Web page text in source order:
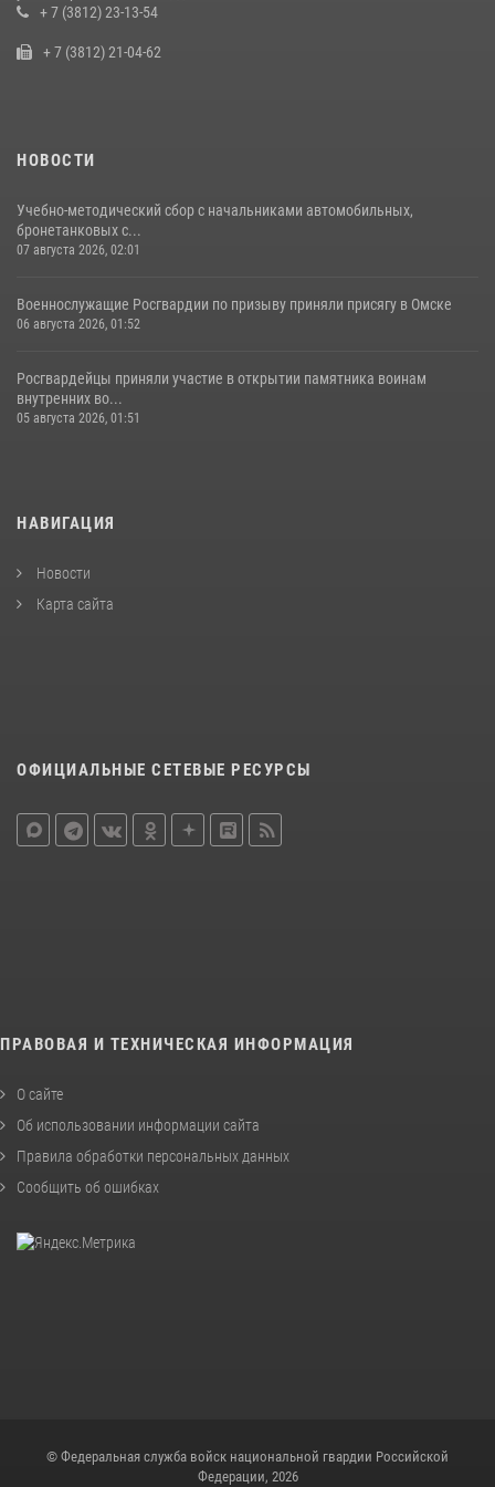
области
+ 7 (3812) 23-13-54
+ 7 (3812) 21-04-62
НОВОСТИ
Учебно-методический сбор с начальниками автомобильных,
бронетанковых с...
07 августа 2026, 02:01
Военнослужащие Росгвардии по призыву приняли присягу в Омске
06 августа 2026, 01:52
Росгвардейцы приняли участие в открытии памятника воинам
внутренних во...
05 августа 2026, 01:51
НАВИГАЦИЯ
Новости
Карта сайта
ОФИЦИАЛЬНЫЕ СЕТЕВЫЕ РЕСУРСЫ
ПРАВОВАЯ И ТЕХНИЧЕСКАЯ ИНФОРМАЦИЯ
О сайте
Об использовании информации сайта
Правила обработки персональных данных
Сообщить об ошибках
© Федеральная служба войск национальной гвардии Российской
Федерации, 2026